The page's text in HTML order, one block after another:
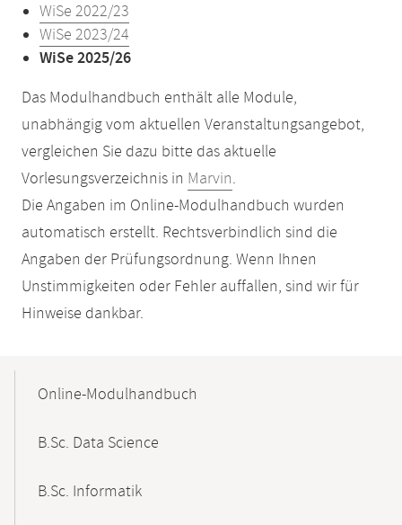
WiSe 2022/23
WiSe 2023/24
WiSe 2025/26
Das Modulhandbuch enthält alle Module,
unabhängig vom aktuellen Veranstaltungsangebot,
vergleichen Sie dazu bitte das aktuelle
Vorlesungsverzeichnis in Marvin.
Die Angaben im Online-Modulhandbuch wurden
automatisch erstellt. Rechtsverbindlich sind die
Angaben der Prüfungsordnung. Wenn Ihnen
Unstimmigkeiten oder Fehler auffallen, sind wir für
Hinweise dankbar.
NavigationOnline-Modulhandbuch
B.Sc. Data Science
B.Sc. Informatik